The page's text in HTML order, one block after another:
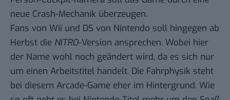
neue Crash-Mechanik überzeugen.
Fans von Wii und DS von Nintendo soll hingegen ab
Herbst die NITRO-Version ansprechen. Wobei hier
der Name wohl noch geändert wird, da es sich nur
um einen Arbeitstitel handelt. Die Fahrphysik steht
bei diesem Arcade-Game eher im Hintergrund. Wie